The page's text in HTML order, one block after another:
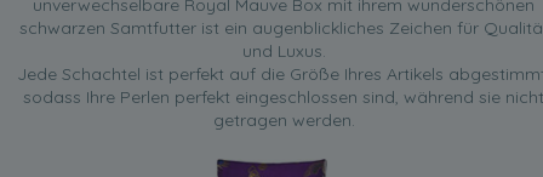
unverwechselbare Royal Mauve Box mit ihrem wunderschönen
schwarzen Samtfutter ist ein augenblickliches Zeichen für
und Luxus.
Jede Schachtel ist perfekt auf die Größe Ihres Artikels
sodass Ihre Perlen perfekt eingeschlossen sind, während sie nicht
getragen werden.